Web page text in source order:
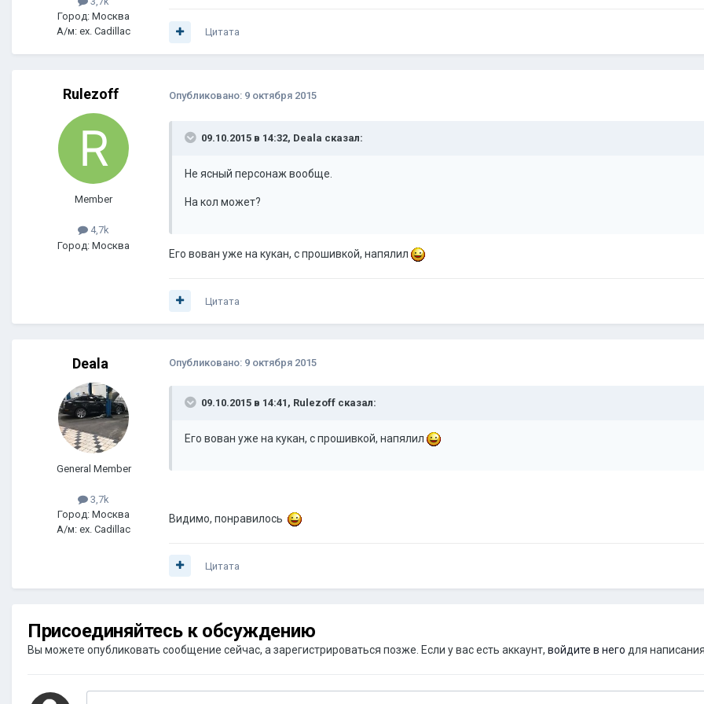
Город: Москва
А/м: ex. Cadillac
Цитата
Rulezoff
Member
4,7k
Город: Москва
Опубликовано: 9 октября 2015
09.10.2015 в 14:32, Deala сказал:
Не ясный персонаж вообще.
На кол может?
Его вован уже на кукан, с прошивкой, напялил
Цитата
Deala
General Member
3,7k
Город: Москва
А/м: ex. Cadillac
Опубликовано: 9 октября 2015
09.10.2015 в 14:41, Rulezoff сказал:
Его вован уже на кукан, с прошивкой, напялил
Видимо, понравилось
Цитата
Присоединяйтесь к обсуждению
Вы можете опубликовать сообщение сейчас, а зарегистрироваться позже. Если у вас есть аккаунт, войдите в него для